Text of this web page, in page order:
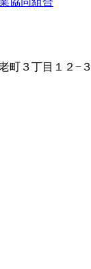
町３丁目１２−３